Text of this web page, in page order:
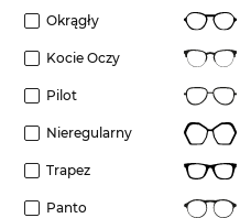
Okrągły
Kocie Oczy
Pilot
Nieregularny
Trapez
Panto